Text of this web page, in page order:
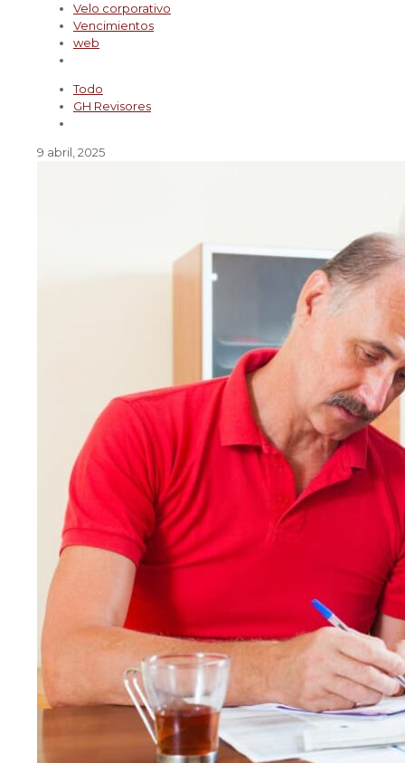
Velo corporativo
Vencimientos
web
Todo
GH Revisores
9 abril, 2025